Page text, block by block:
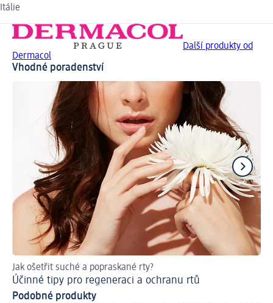
Itálie
Další produkty od
Dermacol
Vhodné poradenství
Jak ošetřit suché a popraskané rty?
Účinné tipy pro regeneraci a ochranu rtů
Podobné produkty